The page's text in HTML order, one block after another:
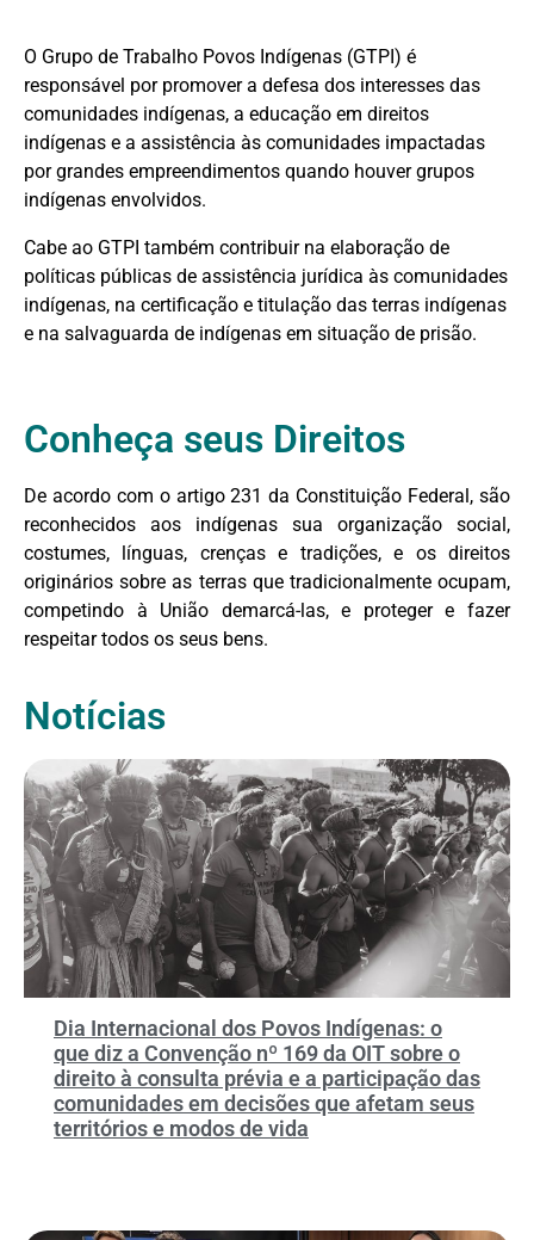
O Grupo de Trabalho Povos Indígenas (GTPI) é
responsável por promover a defesa dos interesses das
comunidades indígenas, a educação em direitos
indígenas e a assistência às comunidades impactadas
por grandes empreendimentos quando houver grupos
indígenas envolvidos.
Cabe ao GTPI também contribuir na elaboração de
políticas públicas de assistência jurídica às comunidades
indígenas, na certificação e titulação das terras indígenas
e na salvaguarda de indígenas em situação de prisão.
Conheça seus Direitos
De acordo com o artigo 231 da Constituição Federal, são
reconhecidos aos indígenas sua organização social,
costumes, línguas, crenças e tradições, e os direitos
originários sobre as terras que tradicionalmente ocupam,
competindo à União demarcá-las, e proteger e fazer
respeitar todos os seus bens.
Notícias
Dia Internacional dos Povos Indígenas: o
que diz a Convenção nº 169 da OIT sobre o
direito à consulta prévia e a participação das
comunidades em decisões que afetam seus
territórios e modos de vida